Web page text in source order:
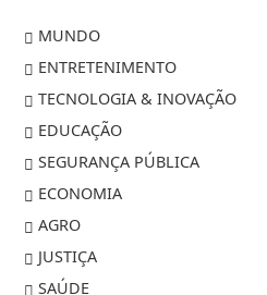
MUNDO
ENTRETENIMENTO
TECNOLOGIA & INOVAÇÃO
EDUCAÇÃO
SEGURANÇA PÚBLICA
ECONOMIA
AGRO
JUSTIÇA
SAÚDE